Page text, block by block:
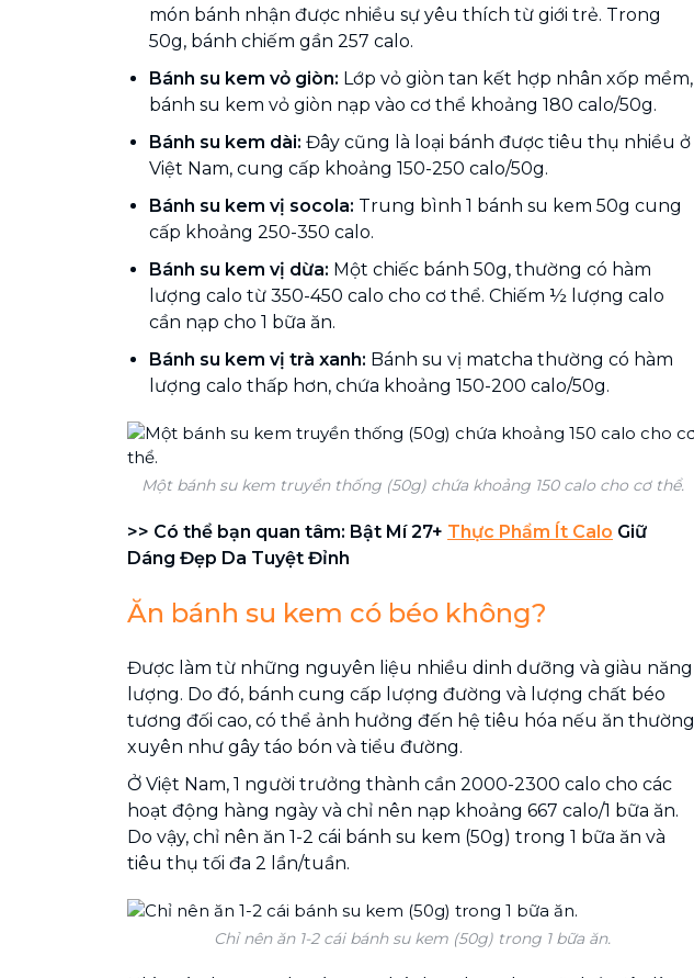
món bánh nhận được nhiều sự yêu thích từ giới trẻ. Trong
50g, bánh chiếm gần 257 calo.
Bánh su kem vỏ giòn: Lớp vỏ giòn tan kết hợp nhân xốp mềm,
bánh su kem vỏ giòn nạp vào cơ thể khoảng 180 calo/50g.
Bánh su kem dài: Đây cũng là loại bánh được tiêu thụ nhiều ở
Việt Nam, cung cấp khoảng 150-250 calo/50g.
Bánh su kem vị socola: Trung bình 1 bánh su kem 50g cung
cấp khoảng 250-350 calo.
Bánh su kem vị dừa: Một chiếc bánh 50g, thường có hàm
lượng calo từ 350-450 calo cho cơ thể. Chiếm ½ lượng calo
cần nạp cho 1 bữa ăn.
Bánh su kem vị trà xanh: Bánh su vị matcha thường có hàm
lượng calo thấp hơn, chứa khoảng 150-200 calo/50g.
Một bánh su kem truyền thống (50g) chứa khoảng 150 calo cho cơ thể.
>> Có thể bạn quan tâm: Bật Mí 27+ Thực Phẩm Ít Calo Giữ
Dáng Đẹp Da Tuyệt Đỉnh
Ăn bánh su kem có béo không?
Được làm từ những nguyên liệu nhiều dinh dưỡng và giàu năng
lượng. Do đó, bánh cung cấp lượng đường và lượng chất béo
tương đối cao, có thể ảnh hưởng đến hệ tiêu hóa nếu ăn thường
xuyên như gây táo bón và tiểu đường.
Ở Việt Nam, 1 người trưởng thành cần 2000-2300 calo cho các
hoạt động hàng ngày và chỉ nên nạp khoảng 667 calo/1 bữa ăn.
Do vậy, chỉ nên ăn 1-2 cái bánh su kem (50g) trong 1 bữa ăn và
tiêu thụ tối đa 2 lần/tuần.
Chỉ nên ăn 1-2 cái bánh su kem (50g) trong 1 bữa ăn.